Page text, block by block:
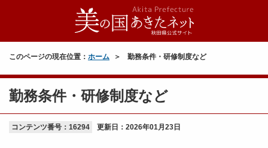
このページの現在位置： ホーム 勤務条件・研修制度など
勤務条件・研修制度など
コンテンツ番号：16294 更新日： 2026年01月23日